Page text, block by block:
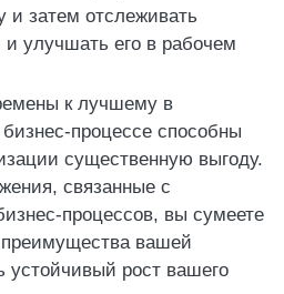
и затем отслеживать
улучшать его в рабочем
к лучшему в
процессе способны
существенную выгоду.
связанные с
процессов, вы сумеете
преимущества вашей
устойчивый рост вашего